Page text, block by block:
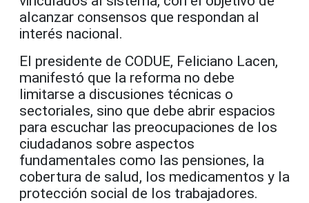
alcanzar consensos que respondan al
interés nacional.
El presidente de CODUE, Feliciano Lacen,
manifestó que la reforma no debe
limitarse a discusiones técnicas o
sectoriales, sino que debe abrir espacios
para escuchar las preocupaciones de los
ciudadanos sobre aspectos
fundamentales como las pensiones, la
cobertura de salud, los medicamentos y la
protección social de los trabajadores.